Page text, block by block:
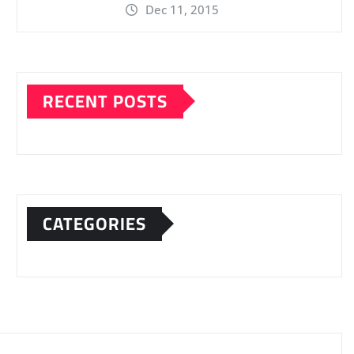
Dec 11, 2015
RECENT POSTS
CATEGORIES